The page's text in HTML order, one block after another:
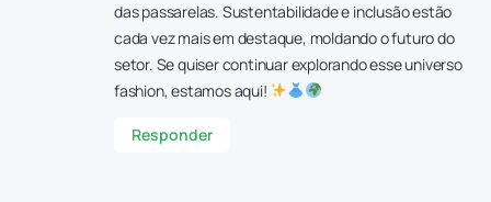
das passarelas. Sustentabilidade e inclusão estão
cada vez mais em destaque, moldando o futuro do
setor. Se quiser continuar explorando esse universo
fashion, estamos aqui!
Responder